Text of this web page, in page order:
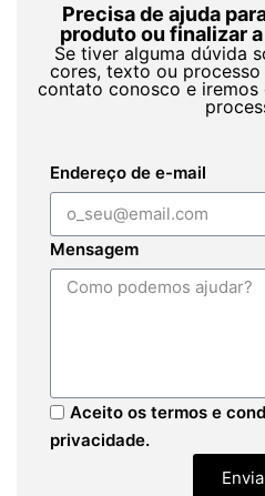
Precisa de ajuda
produto ou finalizar
Se tiver alguma dúvida
cores, texto ou
contato conosco e
Endereço de e-mail
Mensagem
Aceito os termos e
privacidade.